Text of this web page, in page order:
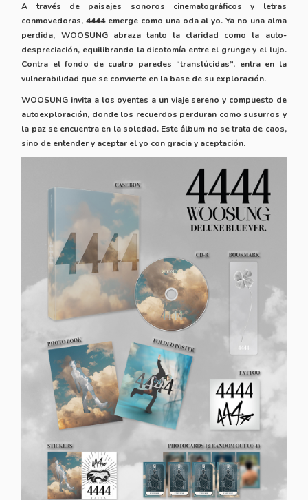
A través de paisajes sonoros cinematográficos y letras
conmovedoras,4444emerge como una oda al yo. Ya no una alma
perdida, WOOSUNG abraza tanto la claridad como la auto-
despreciación, equilibrando la dicotomía entre el grunge y el lujo.
Contra el fondo de cuatro paredes “translúcidas”, entra en la
vulnerabilidad que se convierte en la base de su exploración.
WOOSUNG invita a los oyentes a un viaje sereno y compuesto de
autoexploración, donde los recuerdos perduran como susurros y
la paz se encuentra en la soledad. Este álbum no se trata de caos,
sino de entender y aceptar el yo con gracia y aceptación.